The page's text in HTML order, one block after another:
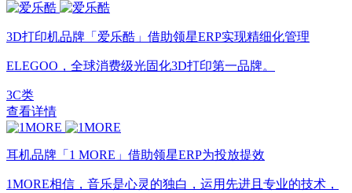
3D打印机品牌「爱乐酷」借助领星ERP实现精细化管理
ELEGOO，全球消费级光固化3D打印第一品牌。
3C类
查看详情
耳机品牌「1 MORE」借助领星ERP为投放提效
1MORE相信，音乐是心灵的独白，运用先进且专业的技术，